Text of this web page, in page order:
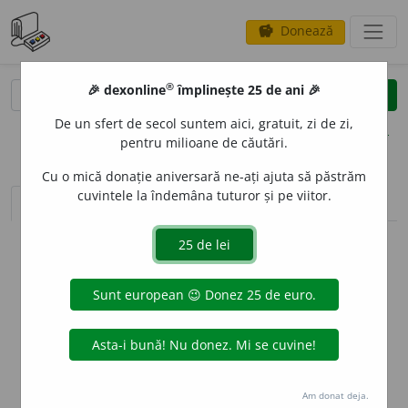
savings Donează
clear
opțiuni
sinteza definițiilor (1) definiții (3) declinări
info
Aceste definiții sunt compilate de
echipa dexonline. Definițiile
originale se află pe filadefiniții.
preferințe
🎉 dexonline® împlinește 25 de ani 🎉
De un sfert de secol suntem aici, gratuit, zi de zi,
pentru milioane de căutări.
Cu o mică donație aniversară ne-ați ajuta să păstrăm
cuvintele la îndemâna tuturor și pe viitor.
Am donat deja.